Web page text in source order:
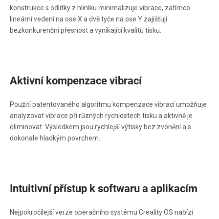
konstrukce s odlitky z hliníku minimalizuje vibrace, zatímco
lineární vedení na ose X a dvě tyče na ose Y zajišťují
bezkonkurenční přesnost a vynikající kvalitu tisku.
Aktivní kompenzace vibrací
Použití patentovaného algoritmu kompenzace vibrací umožňuje
analyzovat vibrace při různých rychlostech tisku a aktivně je
eliminovat. Výsledkem jsou rychlejší výtisky bez zvonění a s
dokonale hladkým povrchem.
Intuitivní přístup k softwaru a aplikacím
Nejpokročilejší verze operačního systému Creality OS nabízí